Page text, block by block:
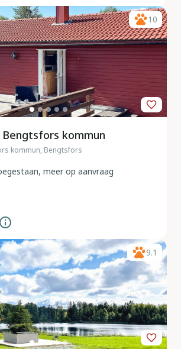
10
kommun
kommun, Bengtsfors
meer op aanvraag
9.1